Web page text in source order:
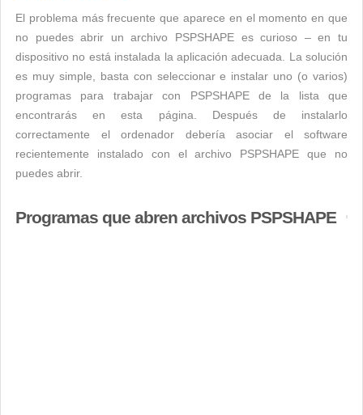
El problema más frecuente que aparece en el momento en que
no puedes abrir un archivo PSPSHAPE es curioso – en tu
dispositivo no está instalada la aplicación adecuada. La solución
es muy simple, basta con seleccionar e instalar uno (o varios)
programas para trabajar con PSPSHAPE de la lista que
encontrarás en esta página. Después de instalarlo
correctamente el ordenador debería asociar el software
recientemente instalado con el archivo PSPSHAPE que no
puedes abrir.
Programas que abren archivos PSPSHAPE